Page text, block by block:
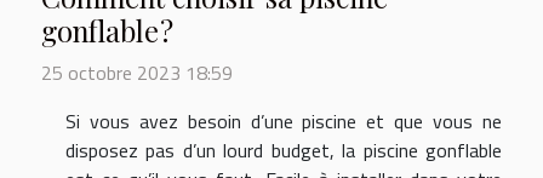
gonflable ?
25 octobre 2023 18:59
Si vous avez besoin d’une piscine et que vous ne
disposez pas d’un lourd budget, la piscine gonflable